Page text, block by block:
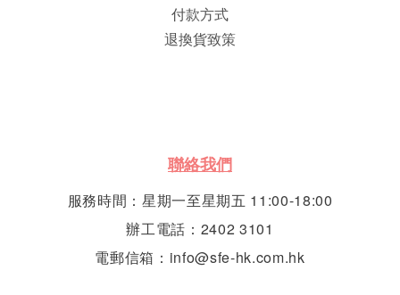
付款方式
退換貨致策
聯絡我們
服務時間：星期一至星期五 11:00-18:00
辦工電話：2402 3101
電郵信箱：info@sfe-hk.com.hk